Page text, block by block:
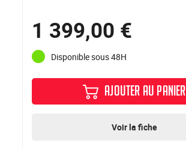
1 399,00 €
Disponible sous 48H
AJOUTER AU PANIER
Voir la fiche